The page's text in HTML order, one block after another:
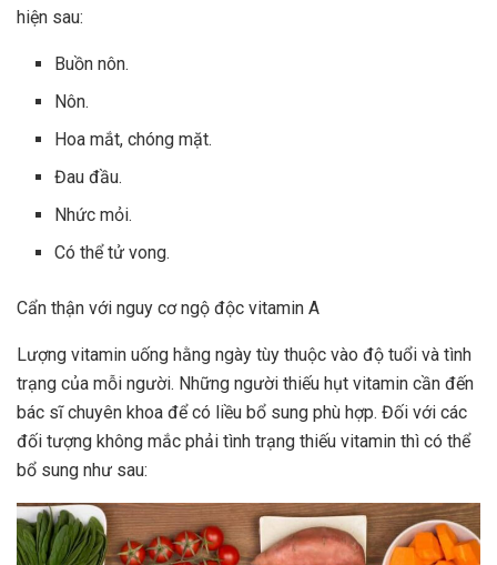
hiện sau:
Buồn nôn.
Nôn.
Hoa mắt, chóng mặt.
Đau đầu.
Nhức mỏi.
Có thể tử vong.
Cẩn thận với nguy cơ ngộ độc vitamin A
Lượng vitamin uống hằng ngày tùy thuộc vào độ tuổi và tình
trạng của mỗi người. Những người thiếu hụt vitamin cần đến
bác sĩ chuyên khoa để có liều bổ sung phù hợp. Đối với các
đối tượng không mắc phải tình trạng thiếu vitamin thì có thể
bổ sung như sau: